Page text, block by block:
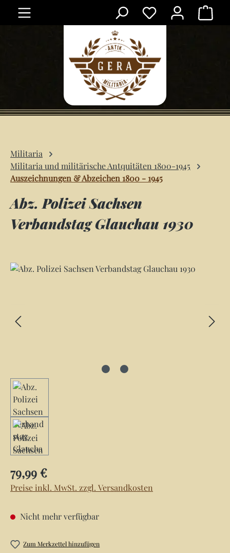
Zum Hauptinhalt springen
Militaria
Militaria und militärische Antquitäten 1800-1945
Auszeichnungen & Abzeichen 1800 - 1945
Abz. Polizei Sachsen
Verbandstag Glauchau 1930
Bildergalerie überspringen
Regulärer Preis:
79,99 €
Preise inkl. MwSt. zzgl. Versandkosten
Nicht mehr verfügbar
Zum Merkzettel hinzufügen